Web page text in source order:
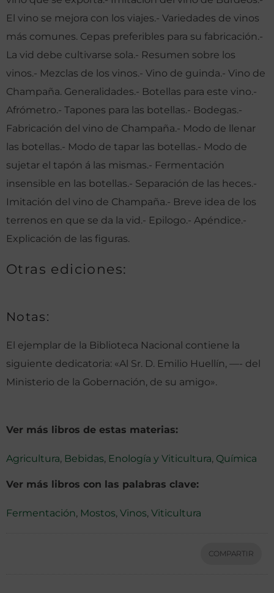
El vino se mejora con los viajes.- Variedades de vinos
más comunes. Cepas preferibles para su fabricación.-
La vid debe cultivarse sola.- Resumen sobre los
vinos.- Mezclas de los vinos.- Vino de guinda.- Vino de
Champaña. Generalidades.- Botellas para este vino.-
Afrómetro.- Tapones para las botellas.- Bodegas.-
Fabricación del vino de Champaña.- Modo de llenar
las botellas.- Modo de tapar las botellas.- Modo de
sujetar el tapón á las mismas.- Fermentación
insensible en las botellas.- Separación de las heces.-
Imitación del vino de Champaña.- Breve idea de los
terrenos en que se da la vid.- Epilogo.- Apéndice.-
Explicación de las figuras.
Otras ediciones:
Notas:
El ejemplar de la Biblioteca Nacional contiene la
siguiente dedicatoria: «Al Sr. D. Emilio Huellín, —- del
Ministerio de la Gobernación, de su amigo».
Ver más libros de estas materias:
Agricultura, Bebidas, Enología y Viticultura, Química
Ver más libros con las palabras clave:
Fermentación, Mostos, Vinos, Viticultura
COMPARTIR